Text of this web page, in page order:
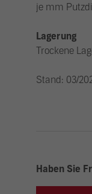
je mm
Lagerung
Trockene
Stand: 03/
Haben Sie